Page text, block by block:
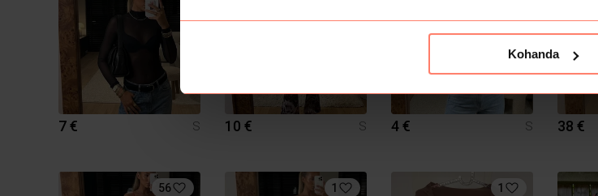
Kohanda
7 € S 10 € S 4 € S 38 €
56 1 1